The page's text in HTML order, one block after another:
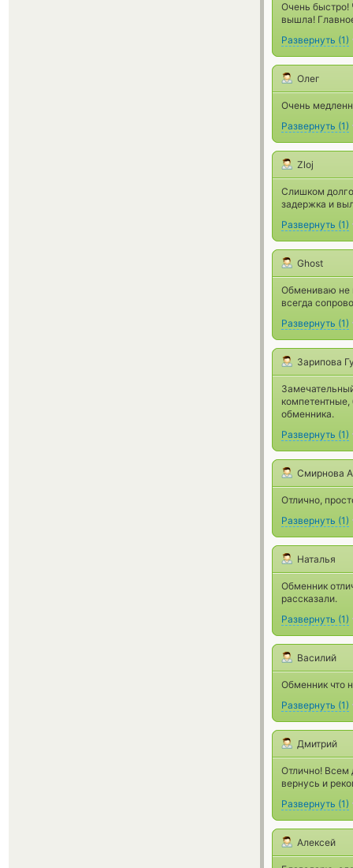
Очень быстро!
вышла!
Развернуть (1)
Олег
Очень
Развернуть (1)
Zloj
Слишком
задержка и
Развернуть (1)
Ghost
Обмениваю не
всегда
Развернуть (1)
Зарипова
обменника.
Развернуть (1)
Смирнова
Отлично,
Развернуть (1)
Наталья
Обменник
рассказали.
Развернуть (1)
Василий
Обменник что
Развернуть (1)
Дмитрий
Отлично! Всем
вернусь и
Развернуть (1)
Алексей